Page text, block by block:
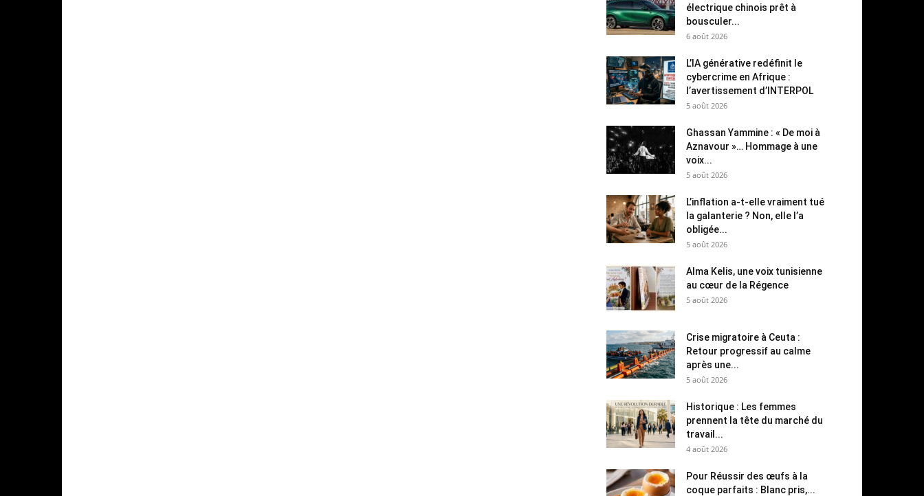
électrique chinois prêt à
bousculer...
6 août 2026
L’IA générative redéfinit le
cybercrime en Afrique :
l’avertissement d’INTERPOL
5 août 2026
Ghassan Yammine : « De moi à
Aznavour »… Hommage à une
voix...
5 août 2026
L’inflation a-t-elle vraiment tué
la galanterie ? Non, elle l’a
obligée...
5 août 2026
Alma Kelis, une voix tunisienne
au cœur de la Régence
5 août 2026
Crise migratoire à Ceuta :
Retour progressif au calme
après une...
5 août 2026
Historique : Les femmes
prennent la tête du marché du
travail...
4 août 2026
Pour Réussir des œufs à la
coque parfaits : Blanc pris,...